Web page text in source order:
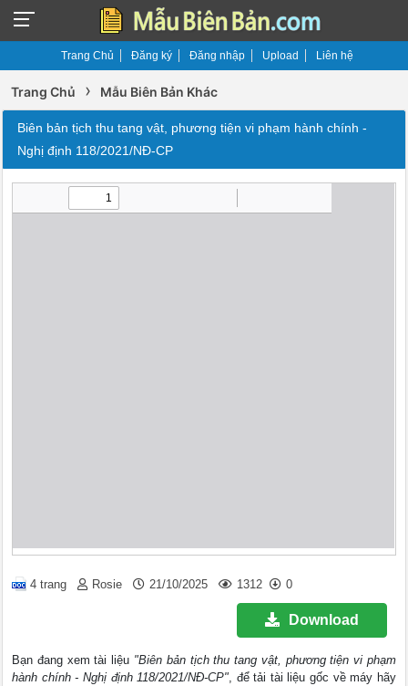
Trang Chủ Đăng ký Đăng nhập Upload Liên hệ
Trang Chủ › Mẫu Biên Bản Khác
Biên bản tịch thu tang vật, phương tiện vi phạm hành chính -
Nghị định 118/2021/NĐ-CP
4 trang Rosie 21/10/2025 1312 0
Download
Bạn đang xem tài liệu "Biên bản tịch thu tang vật, phương tiện vi phạm
hành chính - Nghị định 118/2021/NĐ-CP", để tải tài liệu gốc về máy hãy